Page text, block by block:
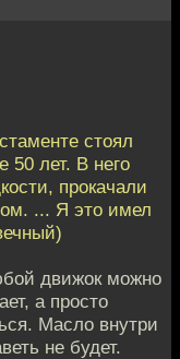
стоял
50 лет. В него
прокачали
... Я это имел
движок можно
а просто
Масло внутри
не будет.